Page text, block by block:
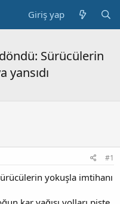
Giriş yap
Sürücülerin
yansıdı
#1
yokuşla imtihanı